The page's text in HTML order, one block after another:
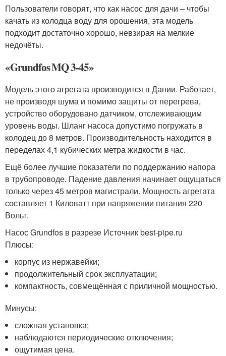
Пользователи говорят, что как насос для дачи – чтобы
качать из колодца воду для орошения, эта модель
подходит достаточно хорошо, невзирая на мелкие
недочёты.
«Grundfоs MQ 3-45»
Модель этого агрегата производится в Дании. Работает,
не производя шума и помимо защиты от перегрева,
устройство оборудовано датчиком, отслеживающим
уровень воды. Шланг насоса допустимо погружать в
колодец до 8 метров. Производительность находится в
переделах 4,1 кубических метра жидкости в час.
Ещё более лучшие показатели по поддержанию напора
в трубопроводе. Падение давления начинает ощущаться
только через 45 метров магистрали. Мощность агрегата
составляет 1 Киловатт при напряжении питания 220
Вольт.
Насос Grundfos в разрезе Источник best-pipe.ru
Плюсы:
корпус из нержавейки;
продолжительный срок эксплуатации;
компактность, совмещённая с приличной мощностью.
Минусы:
сложная установка;
наблюдаются периодические отключения;
ощутимая цена.